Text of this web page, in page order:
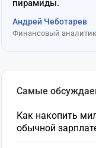
пирамиды.
Андрей Чеботарев
Финансовый
Самые
Как накопить
обычной